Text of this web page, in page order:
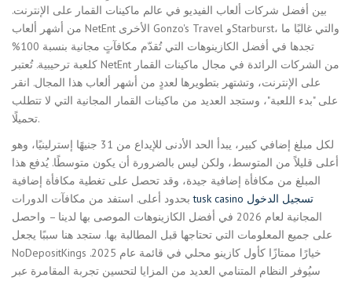
بين أفضل شركات ألعاب الفيديو في عالم ماكينات القمار على الإنترنت.
من أشهر ألعاب NetEnt الأخرى Gonzo's Travel وStarburst، والتي غالبًا ما
تجدها في أفضل الكازينوهات التي تُقدّم مكافآتٍ مجانية بنسبة 100%
كلعبة ترحيبية. تُعتبر NetEnt من الشركات الرائدة في مجال ماكينات القمار
على الإنترنت، وتشتهر بتطويرها لعددٍ من أشهر ألعاب هذا المجال. انقر
على "بدء اللعبة"، وستجد العديد من ماكينات القمار المجانية التي لا تتطلب
تحميلًا.
لكل مبلغ إضافي كبير، يبدأ الحد الأدنى للإيداع من 31 جنيهًا إسترلينيًا، وهو
أعلى قليلاً من المتوسط، ولكن ليس بالضرورة أن يكون متوسطًا. يُدفع هذا
المبلغ من مكافأة إضافية جيدة، وقد تحصل على تغطية مكافأة إضافية
بحدود أعلى. استفد من مكافآت الدورات
tusk casino تسجيل الدخول
المجانية لعام 2026 في أفضل الكازينوهات الموصى بها لدينا – واحصل
على جميع المعلومات التي تحتاجها قبل المطالبة بها. ستجد هنا سببًا يجعل
NoDepositKings خيارًا ممتازًا كأول كازينو محلي في قائمة عام 2025.
سيُوفر النظام المتنامي العديد من المزايا لتحسين تجربة المقامرة عبر